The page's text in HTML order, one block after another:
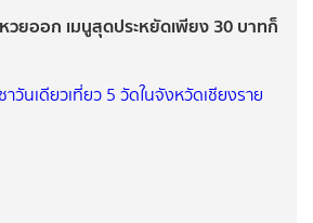
วยออก เมนูสุดประหยัดเพียง 30 บาทก็